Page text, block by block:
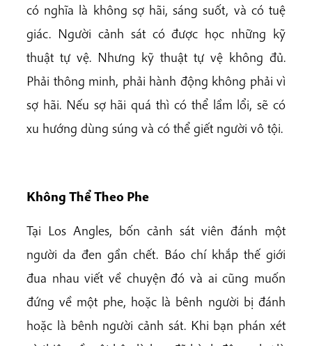
có nghĩa là không sợ hãi, sáng suốt, và có tuệ
giác. Người cảnh sát có được học những kỹ
thuật tự vệ. Nhưng kỹ thuật tự vệ không đủ.
Phải thông minh, phải hành động không phải vì
sợ hãi. Nếu sợ hãi quá thì có thể lầm lổi, sẽ có
xu hướng dùng súng và có thể giết người vô tội.
Không Thể Theo Phe
Tại Los Angles, bốn cảnh sát viên đánh một
người da đen gần chết. Báo chí khắp thế giới
đua nhau viết về chuyện đó và ai cũng muốn
đứng về một phe, hoặc là bênh người bị đánh
hoặc là bênh người cảnh sát. Khi bạn phán xét